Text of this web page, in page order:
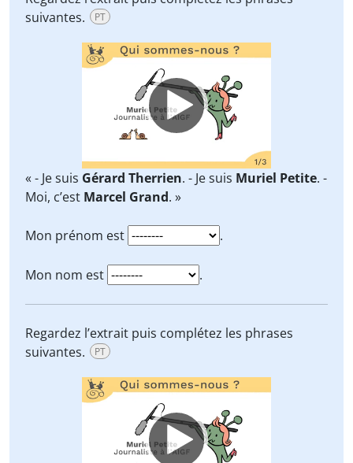
suivantes.
PT
Video
Player
« - Je suis Gérard Therrien. - Je suis Muriel Petite. -
Moi, c’est Marcel Grand. »
Mon prénom est .
Mon nom est .
Regardez l’extrait puis complétez les phrases
suivantes.
PT
Video
Player